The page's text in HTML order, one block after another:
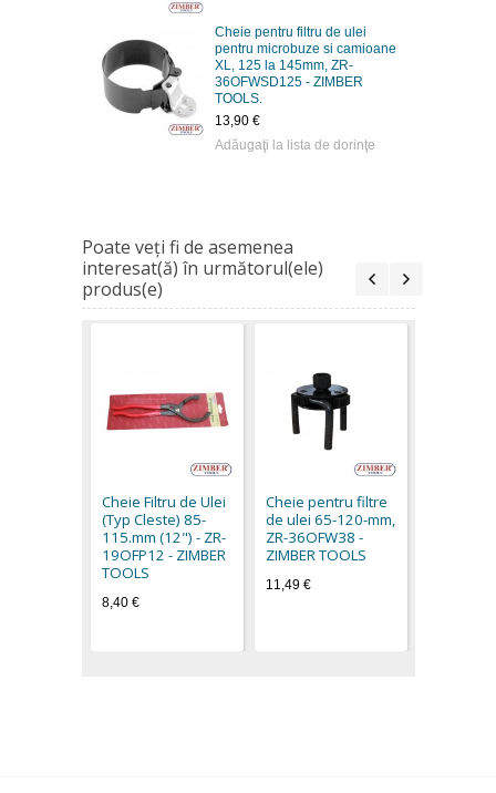
Cheie pentru filtru de ulei
pentru microbuze si camioane
XL, 125 la 145mm, ZR-
36OFWSD125 - ZIMBER
TOOLS.
13,90 €
Adăugaţi la lista de dorinţe
Poate veţi fi de asemenea
interesat(ă) în următorul(ele)
produs(e)
Cheie Filtru de Ulei
(Typ Cleste) 85-
115.mm (12") - ZR-
19OFP12 - ZIMBER
TOOLS
8,40 €
Cheie pentru filtre
de ulei 65-120-mm,
ZR-36OFW38 -
ZIMBER TOOLS
11,49 €